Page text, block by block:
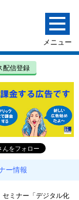
配信登録
ー情報
セミナー「デジタル化